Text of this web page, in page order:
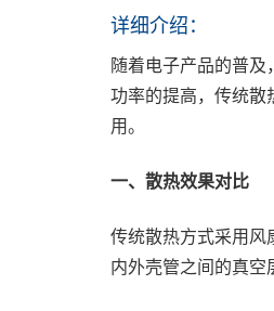
详细介绍：
随着电子产品的普
功率的提高，传统散
用。
一、散热效果对比
传统散热方式采用风
内外壳管之间的真空